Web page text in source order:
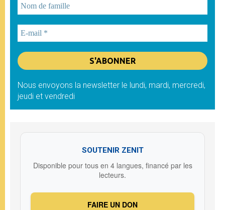
Nous envoyons la newsletter le lundi, mardi, mercredi,
jeudi et vendredi
SOUTENIR ZENIT
Disponible pour tous en 4 langues, financé par les
lecteurs.
FAIRE UN DON